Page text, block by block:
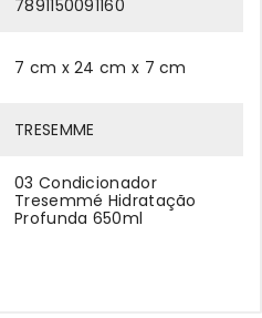
7891150091160
7 cm x 24 cm x 7 cm
TRESEMME
03 Condicionador
Tresemmé Hidratação
Profunda 650ml